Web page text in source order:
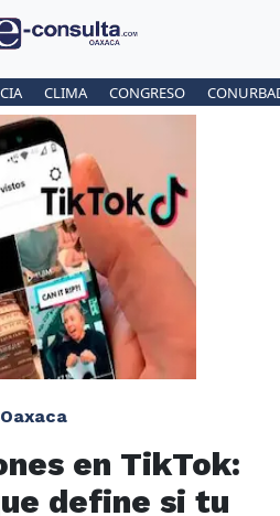
CLIMA CONGRESO
Oaxaca
en TikTok:
define si tu